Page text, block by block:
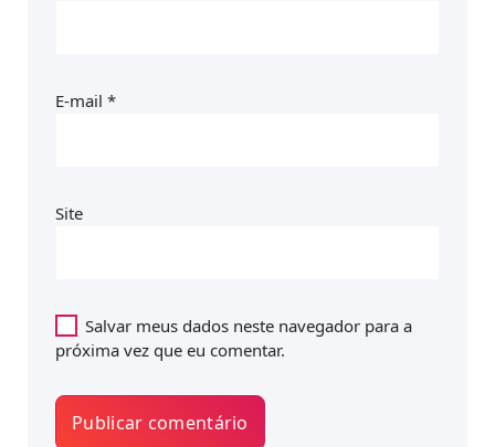
E-mail *
Site
Salvar meus dados neste navegador para a
próxima vez que eu comentar.